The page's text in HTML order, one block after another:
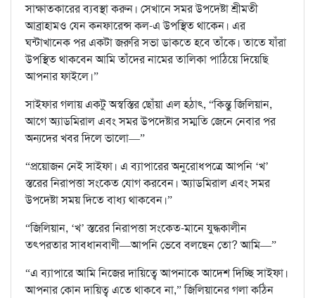
সাক্ষাতকারের ব্যবস্থা করুন। সেখানে সমর উপদেষ্টা শ্রীমতী
আব্রাহামও যেন কনফারেন্স কল-এ উপস্থিত থাকেন। এর
ঘন্টাখানেক পর একটা জরুরি সভা ডাকতে হবে তাঁকে। তাতে যাঁরা
উপস্থিত থাকবেন আমি তাঁদের নামের তালিকা পাঠিয়ে দিয়েছি
আপনার ফাইলে।”
সাইফার গলায় একটু অস্বস্তির ছোঁয়া এল হঠাৎ, “কিন্তু জিলিয়ান,
আগে অ্যাডমিরাল এবং সমর উপদেষ্টার সম্মতি জেনে নেবার পর
অন্যদের খবর দিলে ভালো—”
“প্রয়োজন নেই সাইফা। এ ব্যাপারের অনুরোধপত্রে আপনি ‘খ’
স্তরের নিরাপত্তা সংকেত যোগ করবেন। অ্যাডমিরাল এবং সমর
উপদেষ্টা সময় দিতে বাধ্য থাকবেন।”
“জিলিয়ান, ‘খ’ স্তরের নিরাপত্তা সংকেত-মানে যুদ্ধকালীন
তৎপরতার সাবধানবাণী—আপনি ভেবে বলছেন তো? আমি—”
“এ ব্যাপারে আমি নিজের দায়িত্বে আপনাকে আদেশ দিচ্ছি সাইফা।
আপনার কোন দায়িত্ব এতে থাকবে না,” জিলিয়ানের গলা কঠিন